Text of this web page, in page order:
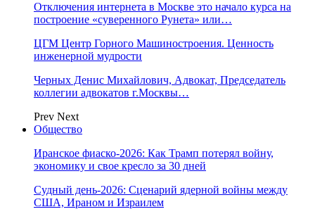
Отключения интернета в Москве это начало курса на
построение «суверенного Рунета» или…
ЦГМ Центр Горного Машиностроения. Ценность
инженерной мудрости
Черных Денис Михайлович, Адвокат, Председатель
коллегии адвокатов г.Москвы…
Prev Next
Общество
Иранское фиаско-2026: Как Трамп потерял войну,
экономику и свое кресло за 30 дней
Судный день-2026: Сценарий ядерной войны между
США, Ираном и Израилем